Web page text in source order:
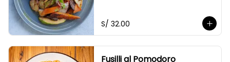
S/ 32.00
Fusilli al Pomodoro